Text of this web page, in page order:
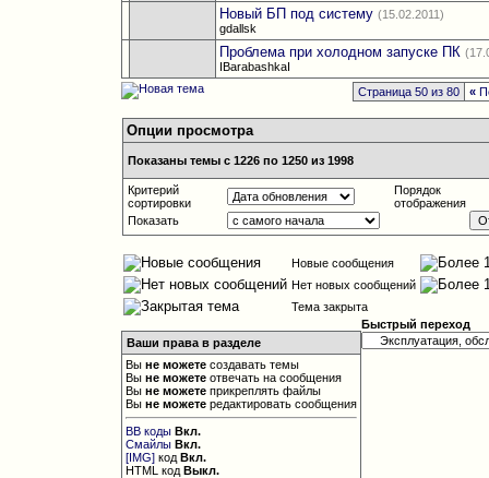
Новый БП под систему (15.02.2011)
gdallsk
Проблема при холодном запуске ПК
IBarabashkaI
Страница 50 из 80
«
Опции просмотра
Показаны темы с 1226 по 1250 из 1998
Критерий
сортировки
Порядок
отображения
Показать
Новые сообщения
Нет новых сообщений
Тема закрыта
Ваши права в разделе
Выне можете создавать темы
Выне можете отвечать на сообщения
Выне можете прикреплять файлы
Выне можете редактировать сообщения
BB коды Вкл.
Смайлы Вкл.
[IMG] кодВкл.
HTML кодВыкл.
Быстрый переход